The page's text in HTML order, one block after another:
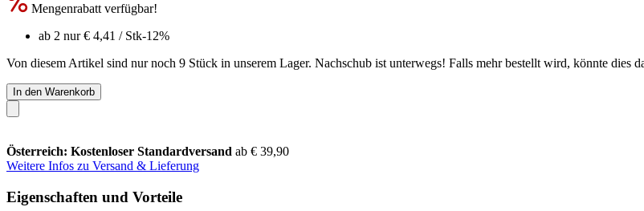
Mengenrabatt verfügbar!
ab 2 nur€ 4,41 / Stk-12%
Von diesem Artikel sind nur noch 9 Stück in unserem Lager. Nachschub ist unterwegs! Falls mehr bestellt wird, könnte dies
In den Warenkorb
Österreich: Kostenloser Standardversand ab € 39,90
Weitere Infos zu Versand & Lieferung
Eigenschaften und Vorteile